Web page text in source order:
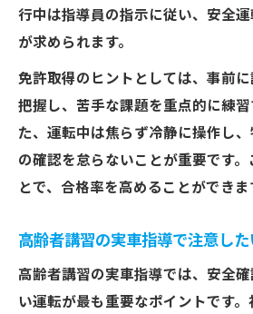
行中は指導員の指示に従い、安全
が求められます。
免許取得のヒントとしては、事前
把握し、苦手な課題を重点的に練習
た、運転中は焦らず冷静に操作し
の確認を怠らないことが重要です
とで、合格率を高めることができま
高齢者講習の実車指導で注意した
高齢者講習の実車指導では、安全確
い運転が最も重要なポイントです